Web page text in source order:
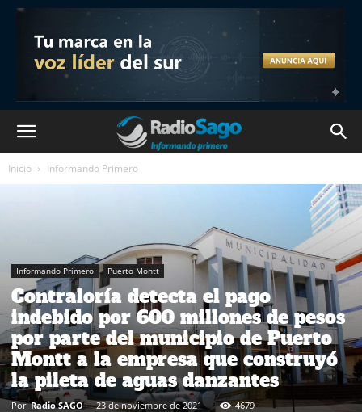
Inicio Informando Primero
Informando Primero Puerto Montt
Contraloría detecta el pago
indebido por 600 millones de pesos
por parte del municipio de Puerto
Montt a la empresa que construyó
la pileta de aguas danzantes
Por Radio SAGO - 23 de noviembre de 2021 4679